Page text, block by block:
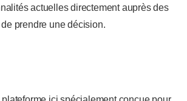
actuelles directement auprès des
prendre une décision.